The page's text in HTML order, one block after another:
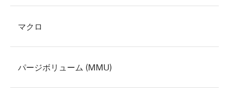
マクロ
パージボリューム (MMU)